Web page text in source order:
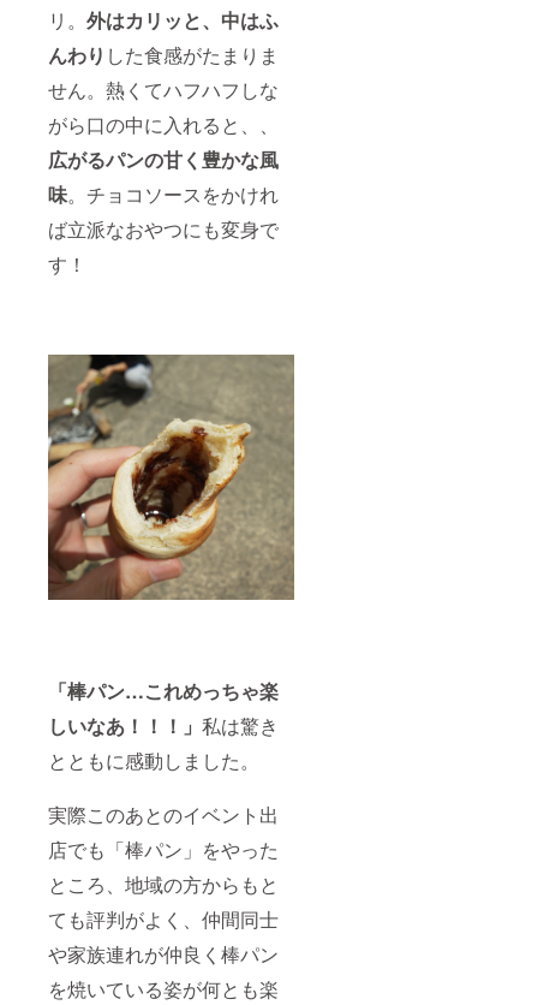
リ。 外はカリッと、中はふ
んわり した食感がたまりま
せん。熱くてハフハフしな
がら口の中に入れると、、
広がるパンの甘く豊かな風
味。チョコソースをかけれ
ば立派なおやつにも変身で
す！
「棒パン…これめっちゃ楽
しいなあ！！！」 私は驚き
とともに感動しました。
実際このあとのイベント出
店でも「棒パン」をやった
ところ、地域の方からもと
ても評判がよく、仲間同士
や家族連れが仲良く棒パン
を焼いている姿が何とも楽